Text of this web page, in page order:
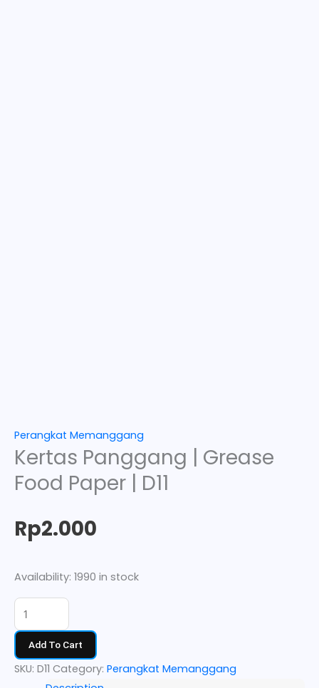
Perangkat Memanggang
Kertas Panggang | Grease
Food Paper | D11
Rp2.000
Availability: 1990 in stock
Add To Cart
SKU: D11 Category: Perangkat Memanggang